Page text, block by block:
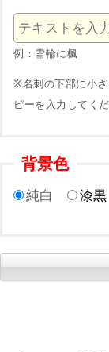
例：雪輪に楓
※名刺の下部に小
ピーを入力してくだ
背景色
純白 漆黒